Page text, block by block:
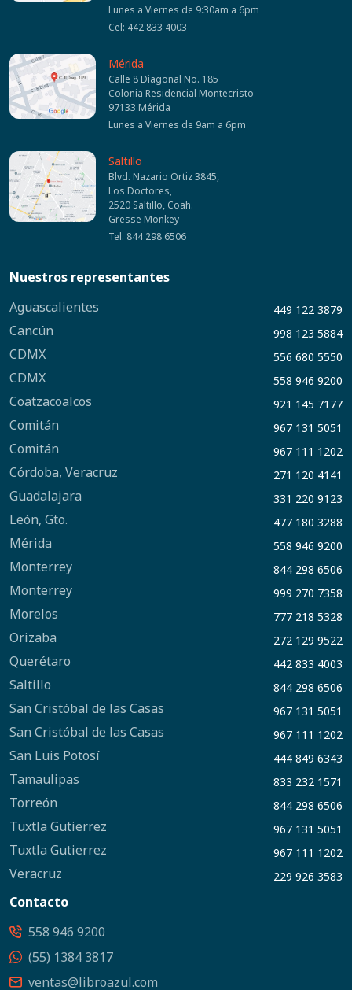
Lunes a Viernes de 9:30am a 6pm
Cel: 442 833 4003
Mérida
Calle 8 Diagonal No. 185
Colonia Residencial Montecristo
97133 Mérida
Lunes a Viernes de 9am a 6pm
Saltillo
Blvd. Nazario Ortiz 3845,
Los Doctores,
2520 Saltillo, Coah.
Gresse Monkey
Tel. 844 298 6506
Nuestros representantes
Aguascalientes
449 122 3879
Cancún 998 123 5884
CDMX 556 680 5550
CDMX 558 946 9200
Coatzacoalcos 921 145 7177
Comitán 967 131 5051
Comitán 967 111 1202
Córdoba, Veracruz 271 120 4141
Guadalajara 331 220 9123
León, Gto. 477 180 3288
Mérida 558 946 9200
Monterrey 844 298 6506
Monterrey 999 270 7358
Morelos 777 218 5328
Orizaba 272 129 9522
Querétaro 442 833 4003
Saltillo 844 298 6506
San Cristóbal de las Casas 967 131 5051
San Cristóbal de las Casas 967 111 1202
San Luis Potosí 444 849 6343
Tamaulipas 833 232 1571
Torreón 844 298 6506
Tuxtla Gutierrez 967 131 5051
Tuxtla Gutierrez 967 111 1202
Veracruz 229 926 3583
Contacto
558 946 9200
(55) 1384 3817
ventas@libroazul.com